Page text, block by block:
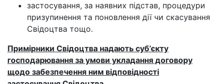
застосування, за наявних підстав, процедури
призупинення та поновлення дії чи скасування
Свідоцтва тощо.
Примірники Свідоцтва надають суб’єкту
господарювання за умови укладання договору
щодо забезпечення ним відповідності